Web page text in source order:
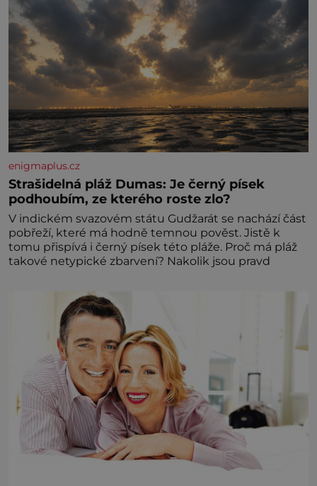
enigmaplus.cz
Strašidelná pláž Dumas: Je černý písek
podhoubím, ze kterého roste zlo?
V indickém svazovém státu Gudžarát se nachází část
pobřeží, které má hodně temnou pověst. Jistě k
tomu přispívá i černý písek této pláže. Proč má pláž
takové netypické zbarvení? Nakolik jsou pravd